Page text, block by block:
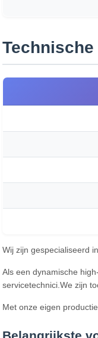
Wij zijn gespecialiseerd
Als een dynamische
servicetechnici.We zijn
Met onze eigen